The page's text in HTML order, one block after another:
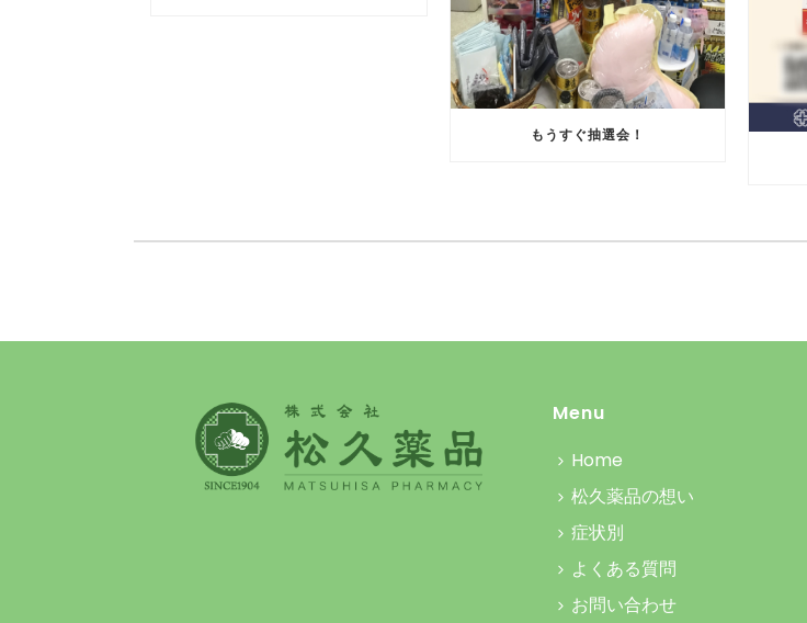
もうすぐ抽選会！
Menu
Home
松久薬品の想い
症状別
よくある質問
お問い合わせ